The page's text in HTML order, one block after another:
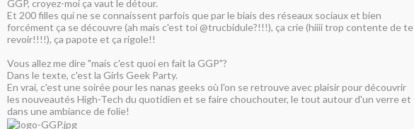
GGP, croyez-moi ça vaut le détour.
Et 200 filles qui ne se connaissent parfois que par le biais des réseaux sociaux et bien
forcément ça se découvre (ah mais c'est toi @trucbidule?!!!), ça crie (hiiii trop contente de te
revoir!!!!), ça papote et ça rigole!!
Vous allez me dire "mais c'est quoi en fait la GGP"?
Dans le texte, c'est la Girls Geek Party.
En vrai, c'est une soirée pour les nanas geeks où l'on se retrouve avec plaisir pour découvrir
les nouveautés High-Tech du quotidien et se faire chouchouter, le tout autour d'un verre et
dans une ambiance de folie!